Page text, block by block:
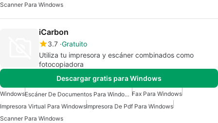
Scanner Para Windows
iCarbon
3.7 Gratuito
Utiliza tu impresora y escáner combinados como
fotocopiadora
Descargar gratis para Windows
Windows Escáner De Documentos Para Windows Fax Para Windows
Impresora Virtual Para WindowsImpresora De Pdf Para Windows
Scanner Para Windows